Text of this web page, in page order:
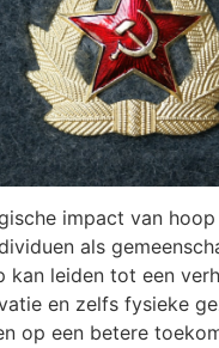
impact van
als
kan leiden tot een
en zelfs fysieke
op een betere